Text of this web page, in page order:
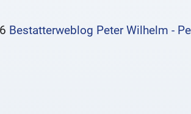
Bestatterweblog Peter Wilhelm -